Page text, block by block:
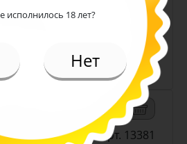
588.00 руб.
(шт)
стружка вес
+
Арт. 13381
исполнилось 18 лет?
Нет